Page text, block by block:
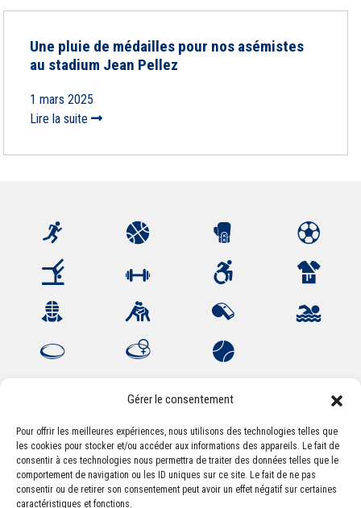
Gérer le consentement
Pour offrir les meilleures expériences, nous utilisons des technologies telles que
les cookies pour stocker et/ou accéder aux informations des appareils. Le fait de
consentir à ces technologies nous permettra de traiter des données telles que le
comportement de navigation ou les ID uniques sur ce site. Le fait de ne pas
consentir ou de retirer son consentement peut avoir un effet négatif sur certaines
caractéristiques et fonctions.
Une pluie de médailles pour nos asémistes
au stadium Jean Pellez
1 mars 2025
Lire la suite
Association Sportive Montferrandaise
84, boulevard Léon Jouhaux
CS 80221 - 63021 Clermont-Ferrand Cedex 2